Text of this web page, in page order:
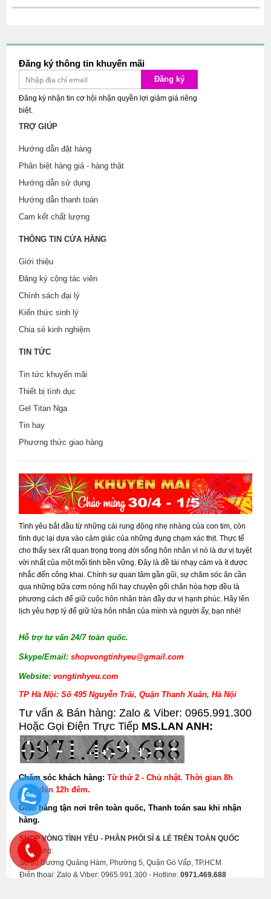
Đăng ký thông tin khuyến mãi
Đăng ký
Đăng ký nhận tin cơ hội nhận quyền lợi giảm giá riêng
biệt.
TRỢ GIÚP
Hướng dẫn đặt hàng
Phân biệt hàng giả - hàng thật
Hướng dẫn sử dụng
Hướng dẫn thanh toán
Cam kết chất lượng
THÔNG TIN CỬA HÀNG
Giới thiệu
Đăng ký cộng tác viên
Chính sách đại lý
Kiến thức sinh lý
Chia sẻ kinh nghiệm
TIN TỨC
Tin tức khuyến mãi
Thiết bị tình dục
Gel Titan Nga
Tin hay
Phương thức giao hàng
Tình yêu bắt đầu từ những cái rung động nhẹ nhàng của con tim, còn
tình dục lại dựa vào cảm giác của những đụng chạm xác thịt. Thực tế
cho thấy sex rất quan trọng trong đời sống hôn nhân vì nó là dư vị tuyệt
vời nhất của một mối tình bền vững. Đây là đề tài nhạy cảm và ít được
nhắc đến công khai. Chính sự quan tâm gần gũi, sự chăm sóc ân cần
qua những bữa cơm nóng hổi hay chuyện gối chăn hòa hợp đều là
phương cách để giữ cuộc hôn nhân tràn đầy dư vị hạnh phúc. Hãy lên
lịch yêu hợp lý để giữ lửa hôn nhân của mình và người ấy, bạn nhé!
Hỗ trợ tư vấn 24/7 toàn quốc.
Skype/Email:shopvongtinhyeu@gmail.com
Website: vongtinhyeu.com
TP Hà Nội: Số 495 Nguyễn Trãi, Quận Thanh Xuân, Hà Nội
Tư vấn & Bán hàng: Zalo & Viber: 0965.991.300
Hoặc Gọi Điện Trực Tiếp MS.LAN ANH:
Chăm sóc khách hàng: Từ thứ 2 - Chủ nhật. Thời gian 8h
sáng đến 12h đêm.
Giao hàng tận nơi trên toàn quốc, Thanh toán sau khi nhận
hàng.
SHOP VÒNG TÌNH YÊU - PHÂN PHỐI SỈ & LẺ TRÊN TOÀN QUỐC
Kho hàng:
Số 80 Dương Quảng Hàm, Phường 5, Quận Gò Vấp, TP.HCM
Điện thoại: Zalo & Viber: 0965.991.300 - Hotline:0971.469.688